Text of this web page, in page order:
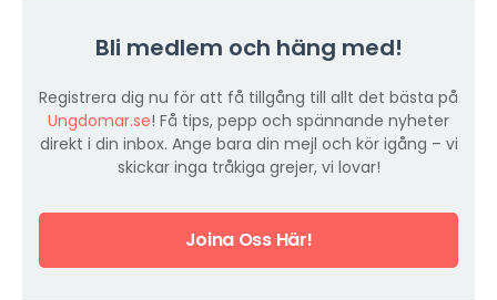
Bli medlem och häng med!
Registrera dig nu för att få tillgång till allt det bästa på
Ungdomar.se! Få tips, pepp och spännande nyheter
direkt i din inbox. Ange bara din mejl och kör igång – vi
skickar inga tråkiga grejer, vi lovar!
Joina Oss Här!